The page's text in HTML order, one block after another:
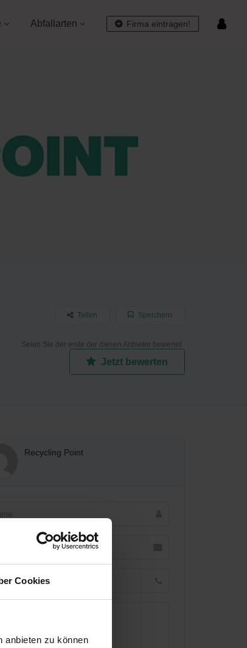
Cookies
anbieten zu können
Firma eintragen!
Abfallarten
Speichern
Teilen
Seien Sie der erste der diesen Anbieter bewertet
Jetzt bewerten
Recycling Point